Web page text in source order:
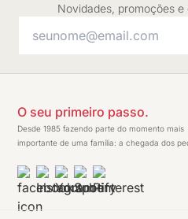
Novidades, promoções
O seu primeiro passo.
Desde 1985 fazendo parte do momento mais
importante de uma família: a chegada dos